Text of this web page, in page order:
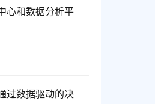
心和数据分析平
过数据驱动的决